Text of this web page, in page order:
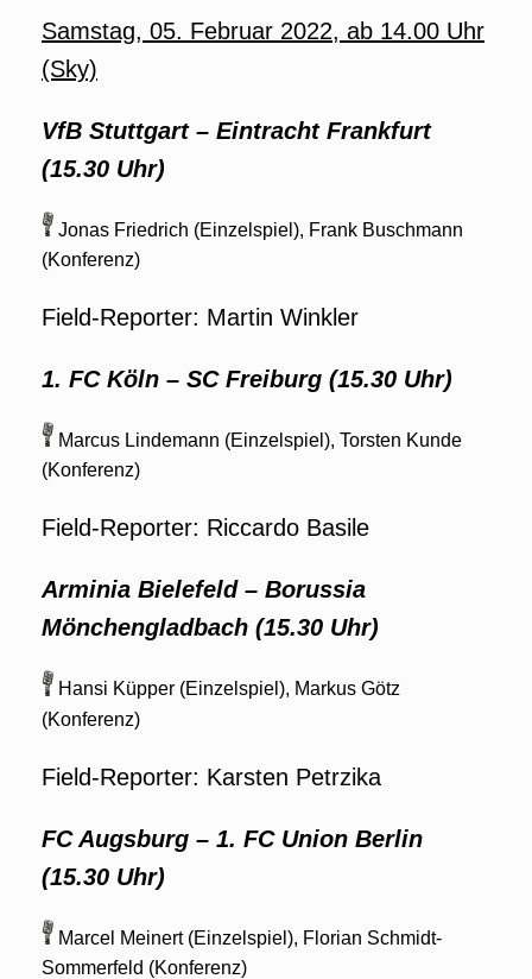
Samstag, 05. Februar 2022, ab 14.00 Uhr
(Sky)
VfB Stuttgart – Eintracht Frankfurt
(15.30 Uhr)
Jonas Friedrich (Einzelspiel), Frank Buschmann
(Konferenz)
Field-Reporter: Martin Winkler
1. FC Köln – SC Freiburg (15.30 Uhr)
Marcus Lindemann (Einzelspiel), Torsten Kunde
(Konferenz)
Field-Reporter: Riccardo Basile
Arminia Bielefeld – Borussia
Mönchengladbach (15.30 Uhr)
Hansi Küpper (Einzelspiel), Markus Götz
(Konferenz)
Field-Reporter: Karsten Petrzika
FC Augsburg – 1. FC Union Berlin
(15.30 Uhr)
Marcel Meinert (Einzelspiel), Florian Schmidt-
Sommerfeld (Konferenz)